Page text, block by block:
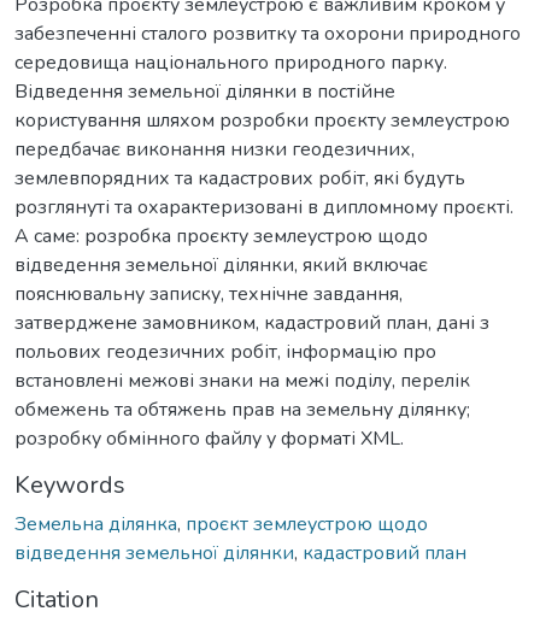
забезпеченні сталого розвитку та охорони природного
середовища національного природного парку.
Відведення земельної ділянки в постійне
користування шляхом розробки проєкту землеустрою
передбачає виконання низки геодезичних,
землевпорядних та кадастрових робіт, які будуть
розглянуті та охарактеризовані в дипломному проєкті.
А саме: розробка проєкту землеустрою щодо
відведення земельної ділянки, який включає
пояснювальну записку, технічне завдання,
затверджене замовником, кадастровий план, дані з
польових геодезичних робіт, інформацію про
встановлені межові знаки на межі поділу, перелік
обмежень та обтяжень прав на земельну ділянку;
розробку обмінного файлу у форматі XML.
Keywords
Земельна ділянка, проєкт землеустрою щодо
відведення земельної ділянки, кадастровий план
Citation